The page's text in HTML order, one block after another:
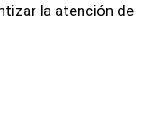
la atención de